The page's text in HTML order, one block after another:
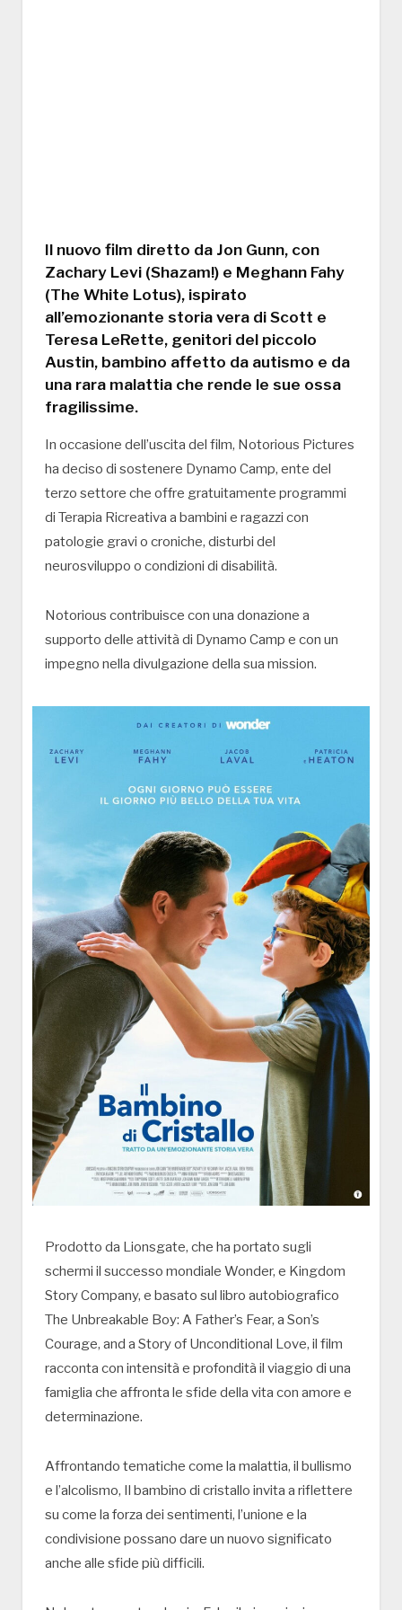
Il nuovo film diretto da Jon Gunn, con
Zachary Levi (Shazam!) e Meghann Fahy
(The White Lotus), ispirato
all’emozionante storia vera di Scott e
Teresa LeRette, genitori del piccolo
Austin, bambino affetto da autismo e da
una rara malattia che rende le sue ossa
fragilissime.
In occasione dell’uscita del film, Notorious Pictures
ha deciso di sostenere Dynamo Camp, ente del
terzo settore che offre gratuitamente programmi
di Terapia Ricreativa a bambini e ragazzi con
patologie gravi o croniche, disturbi del
neurosviluppo o condizioni di disabilità.
Notorious contribuisce con una donazione a
supporto delle attività di Dynamo Camp e con un
impegno nella divulgazione della sua mission.
Prodotto da Lionsgate, che ha portato sugli
schermi il successo mondiale Wonder, e Kingdom
Story Company, e basato sul libro autobiografico
The Unbreakable Boy: A Father’s Fear, a Son’s
Courage, and a Story of Unconditional Love, il film
racconta con intensità e profondità il viaggio di una
famiglia che affronta le sfide della vita con amore e
determinazione.
Affrontando tematiche come la malattia, il bullismo
e l’alcolismo, Il bambino di cristallo invita a riflettere
su come la forza dei sentimenti, l’unione e la
condivisione possano dare un nuovo significato
anche alle sfide più difficili.